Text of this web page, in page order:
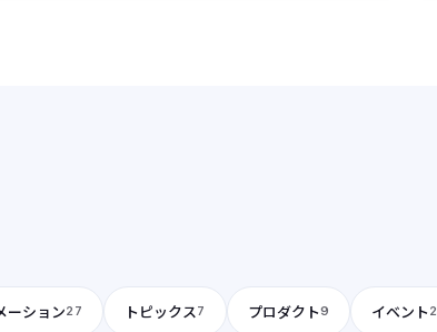
ーション27 トピックス7 プロダクト9 イベント